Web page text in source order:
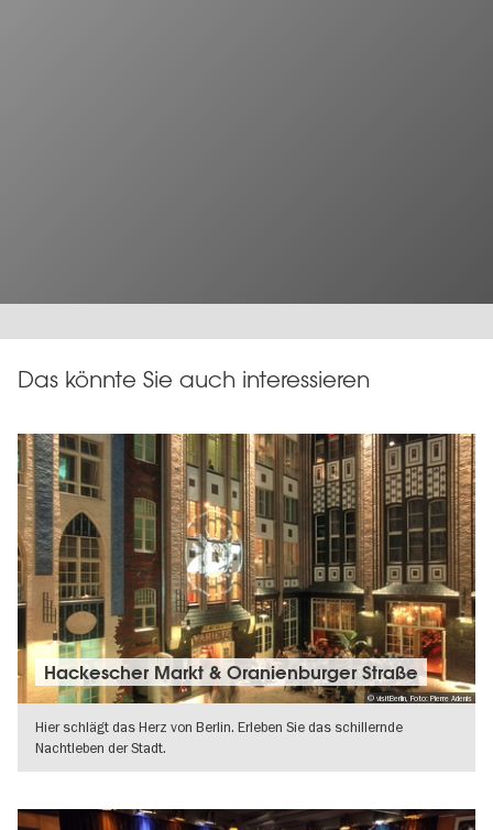
Das könnte Sie auch interessieren
© visitBerlin, Foto: Pierre Adenis
Hackescher Markt & Oranienburger Straße
Hier schlägt das Herz von Berlin. Erleben Sie das schillernde
Nachtleben der Stadt.